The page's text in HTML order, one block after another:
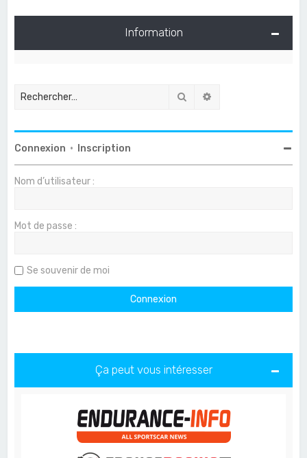
Information
Rechercher
Connexion • Inscription
Nom d’utilisateur :
Mot de passe :
Se souvenir de moi
Ça peut vous intéresser